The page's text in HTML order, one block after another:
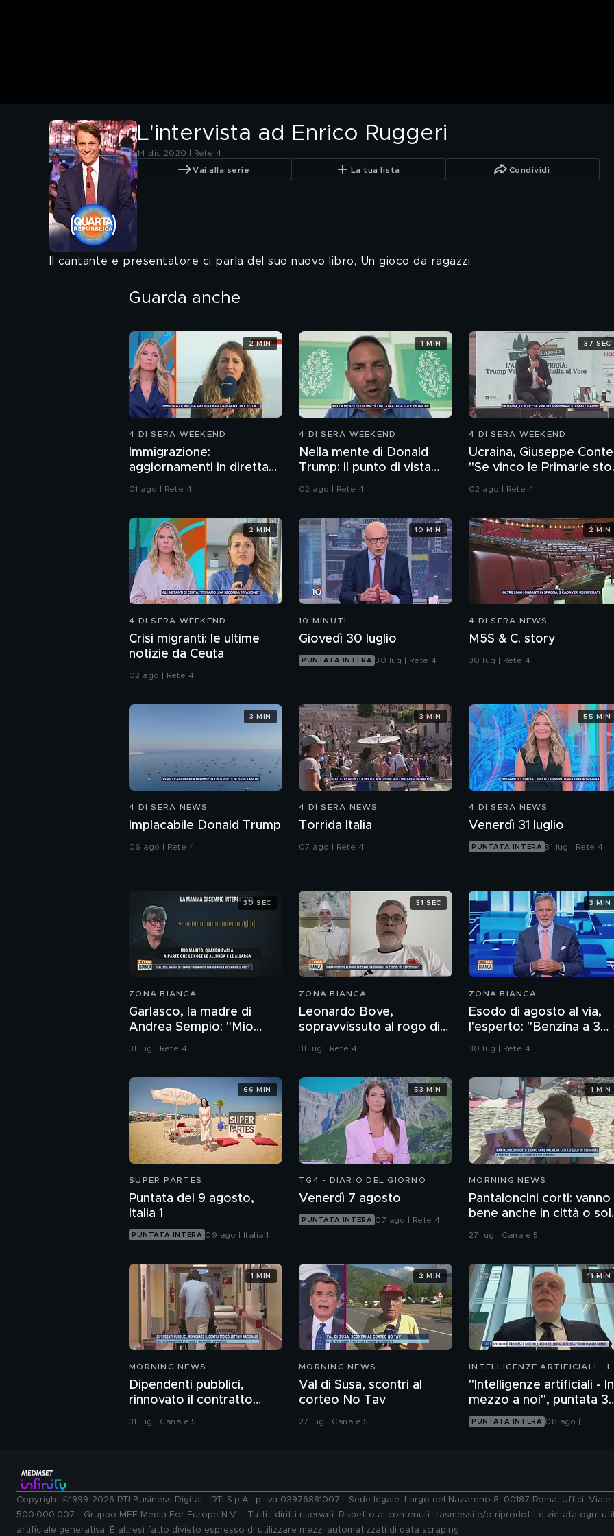
L'intervista ad Enrico Ruggeri
14 dic 2020 | Rete 4
Vai alla serie La tua lista Condividi
Il cantante e presentatore ci parla del suo nuovo libro, Un gioco da ragazzi.
Guarda anche
4 DI SERA WEEKEND
Immigrazione:
aggiornamenti in diretta
da Ceuta
01 ago | Rete 4
2 MIN
4 DI SERA WEEKEND
Nella mente di Donald
Trump: il punto di vista
dello psichiatra Leonardo
02 ago | Rete 4
1 MIN
4 DI SERA WEEKEND
Ucraina, Giuseppe
"Se vinco le Primarie
alle armi"
02 ago | Rete 4
37 SEC
4 DI SERA WEEKEND
Crisi migranti: le ultime
notizie da Ceuta
02 ago | Rete 4
2 MIN
10 MINUTI
Giovedì 30 luglio
PUNTATA INTERA 30 lug | Rete 4
10 MIN
4 DI SERA NEWS
M5S & C. story
30 lug | Rete 4
2 MIN
4 DI SERA NEWS
Implacabile Donald Trump
06 ago | Rete 4
3 MIN
4 DI SERA NEWS
Torrida Italia
07 ago | Rete 4
3 MIN
4 DI SERA NEWS
Venerdì 31 luglio
PUNTATA INTERA 31 lug | Rete 4
55 MIN
ZONA BIANCA
Garlasco, la madre di
Andrea Sempio: "Mio
marito quando parla
31 lug | Rete 4
30 SEC
ZONA BIANCA
Leonardo Bove,
sopravvissuto al rogo di
Crans-Montana, la
31 lug | Rete 4
31 SEC
ZONA BIANCA
Esodo di agosto al via,
l'esperto: "Benzina a 3
euro? Non lo escludo"
30 lug | Rete 4
3 MIN
SUPER PARTES
Puntata del 9 agosto,
Italia 1
PUNTATA INTERA 09 ago | Italia 1
66 MIN
TG4 - DIARIO DEL GIORNO
Venerdì 7 agosto
PUNTATA INTERA 07 ago | Rete 4
53 MIN
MORNING NEWS
Pantaloncini corti: vanno
bene anche in città o
in spiaggia?
27 lug | Canale 5
1 MIN
MORNING NEWS
Dipendenti pubblici,
rinnovato il contratto
collettivo nazionale
31 lug | Canale 5
1 MIN
MORNING NEWS
Val di Susa, scontri al
corteo No Tav
27 lug | Canale 5
2 MIN
INTELLIGENZE ARTIFICIALI - IN
"Intelligenze artificiali - In
mezzo a noi", puntata
la trasformazione del
viaggio
PUNTATA INTERA 08 ago |
11 MIN
Copyright ©1999-2026 RTI Business Digital - RTI S.p.A.: p. iva 03976881007 - Sede legale: Largo del Nazareno 8, 00187 Roma. Uffici:
500.000.007 - Gruppo MFE Media For Europe N.V. - Tutti i diritti riservati. Rispetto ai contenuti trasmessi e/o riprodotti è vietata ogni
artificiale generativa. È altresì fatto divieto espresso di utilizzare mezzi automatizzati di data scraping.